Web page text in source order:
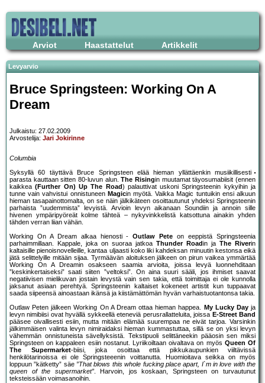
Arviot Haastattelut Artikkelit
Levyarvio
Bruce Springsteen: Working On A
Dream
Julkaistu: 27.02.2009
Arvostelija: Jari Jokirinne
Columbia
Syksyllä 60 täyttävä Bruce Springsteen elää hieman yllättäenkin musiikillisesti
parasta kauttaan sitten 80-luvun alun.The Risingin muutamat täyosumabiisit (ennen
kaikkea(Further On) Up The Road) palauttivat uskoni Springsteenin kykyihin ja
tunne vain vahvistui onnistuneen Magicin myötä. Vaikka Magic tuntuikin ensi alkuun
hieman tasapainottomalta, on se näin jälkikäteen osoittautunut yhdeksi Springsteenin
parhaista ”uudemmista” levyistä. Arvioin levyn aikanaan Soundiin ja annoin sille
hivenen ympäripyöreät kolme tähteä – nykyvinkkelistä katsottuna ainakin yhden
tähden verran liian vähän.
Working On A Dream alkaa hienosti -Outlaw Pete on eeppistä Springsteenia
parhaimmillaan. Kappale, joka on suoraa jatkoa Thunder Roadin ja The Riverin
kaltaisille pienoisnovelleille, kantaa uljaasti koko liki kahdeksan minuutin kestonsa eikä
jätä selittelyille mitään sijaa. Tyrmäävän aloituksen jälkeen on pirun vaikea ymmärtää
Working On A Dreamin osakseen saamia arvioita, joissa levyä luonnehditaan
”keskinkertaiseksi” saati siiten ”veltoksi”. On aina suuri sääli, jos ihmiset saavat
negatiivisen mielikuvan jostain levystä vain sen takia, että toimittaja ei ole kunnolla
jaksanut asiaan perehtyä. Springsteenin kaltaiset kokeneet artistit kun tuppaavat
saada siipeensä ainoastaan ikänsä ja kiistämättömän hyvän varhaistuotantonsa takia.
Outlaw Peten jälkeen Working On A Dream ottaa hieman happea.
My Lucky Dayja
levyn nimibiisi ovat hyvällä sykkeellä eteneviä perusrallatteluita, joissa E-Street Band
pääsee oivallisesti esiin, mutta mitään elämää suurempaa ne eivät tarjoa. Varsinkin
jälkimmäisen valinta levyn nimiraidaksi hieman kummastuttaa, sillä se on yksi levyn
vähemmän onnistuneista sävellyksistä. Tekstipuoli selittäneekin pääosin sen miksi
Springsteen on kappaleen esiin nostanut. Lyriikoiltaan oivaltava on myös Queen Of
The Supermarket-biisi, joka osoittaa että pikkukaupunkien viiltävissä
henkilötarinoissa ei ole Springsteeenin voittanutta. Huomioitava seikka on myös
loppuun ”kätketty” säe ”That blows this whole fucking place apart, I`m in love with the
queen of the supermarket”. Harvoin, jos koskaan, Springsteen on turvautunut
teksteissään voimasanoihin.